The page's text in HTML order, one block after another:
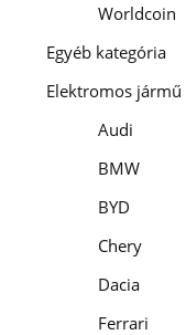
Worldcoin
Egyéb kategória
Elektromos jármű
Audi
BMW
BYD
Chery
Dacia
Ferrari